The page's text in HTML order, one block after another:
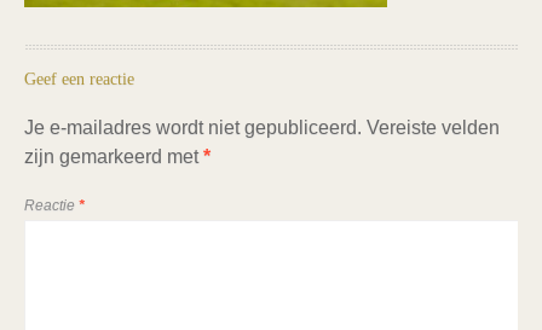
Geef een reactie
Je e-mailadres wordt niet gepubliceerd. Vereiste velden
zijn gemarkeerd met*
Reactie *